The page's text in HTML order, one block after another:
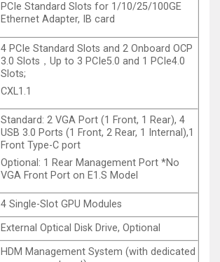
PCIe Standard Slots for 1/10/25/100GE
Ethernet Adapter, IB card
4 PCIe Standard Slots and 2 Onboard OCP
3.0 Slots，Up to 3 PCIe5.0 and 1 PCIe4.0
Slots;
CXL1.1
Standard: 2 VGA Port (1 Front, 1 Rear), 4
USB 3.0 Ports (1 Front, 2 Rear, 1 Internal),1
Front Type-C port
Optional: 1 Rear Management Port *No
VGA Front Port on E1.S Model
4 Single-Slot GPU Modules
External Optical Disk Drive, Optional
HDM Management System (with dedicated